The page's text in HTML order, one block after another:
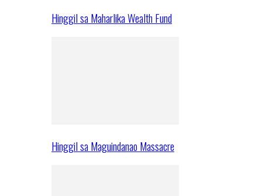
Hinggil sa Maharlika Wealth Fund
Hinggil sa Maguindanao Massacre